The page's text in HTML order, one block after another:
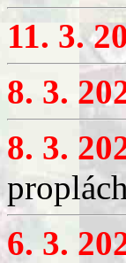
11. 3.
8. 3.
8. 3.
6. 3.